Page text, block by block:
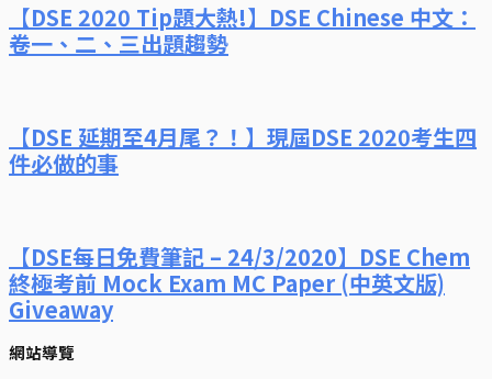
【DSE 2020 Tip題大熱!】DSE Chinese 中文：
卷一、二、三出題趨勢
【DSE 延期至4月尾？！】現屆DSE 2020考生四
件必做的事
【DSE每日免費筆記 – 24/3/2020】DSE Chem
終極考前 Mock Exam MC Paper (中英文版)
Giveaway
網站導覽